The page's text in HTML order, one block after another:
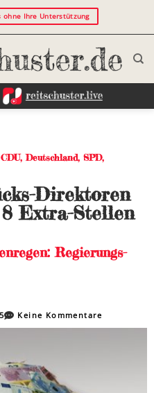
ohne Ihre Unterstützung
CDU,Deutschland, SPD,
Direktoren
Extra-Stellen
Regierungs-
Keine Kommentare